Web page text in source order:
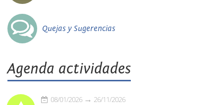
Quejas y Sugerencias
Agenda actividades
08/01/2026 26/11/2026